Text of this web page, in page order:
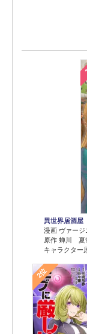
異世界居酒屋
漫画 ヴァージ
原作 蝉川 夏
キャラクター
2位